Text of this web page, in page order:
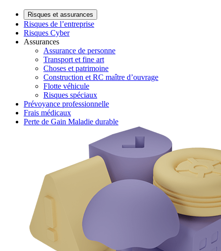
Risques et assurances
Risques de l’entreprise
Risques Cyber
Assurances
Assurance de personne
Transport et fine art
Choses et patrimoine
Construction et RC maître d’ouvrage
Flotte véhicule
Risques spéciaux
Prévoyance professionnelle
Frais médicaux
Perte de Gain Maladie durable